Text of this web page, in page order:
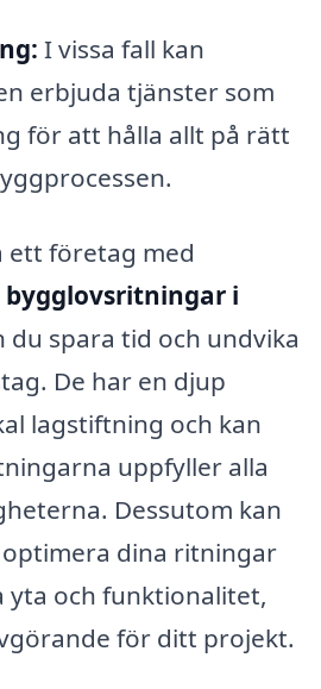
I vissa fall kan
erbjuda tjänster som
för att hålla allt på rätt
ett företag med
bygglovsritningar i
du spara tid och undvika
De har en djup
lagstiftning och kan
uppfyller alla
Dessutom kan
dina ritningar
yta och funktionalitet,
för ditt projekt.